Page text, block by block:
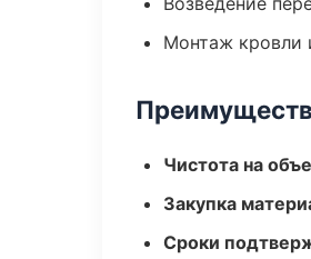
Монтаж кровли
Чистота на
Закупка
Сроки